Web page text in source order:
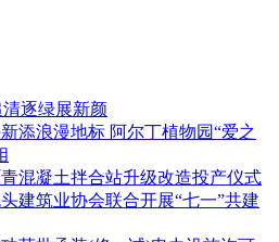
逐绿展新颜
添浪漫地标 阿尔丁植物园“爱之
混凝土拌合站升级改造投产仪式
建筑业协会联合开展“七一”共建